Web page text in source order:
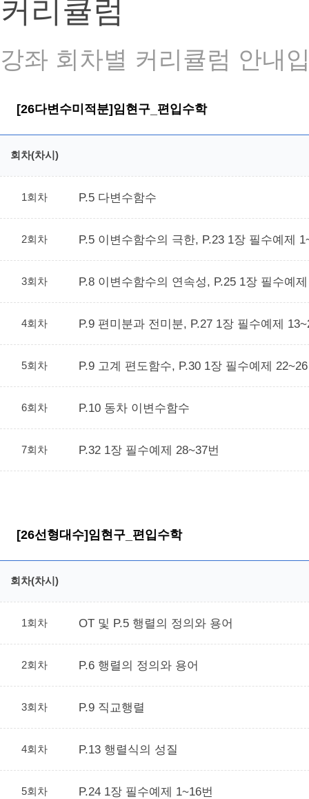
커리큘럼
강좌 회차별 커리큘럼 안내
[26다변수미적분]임현구_편입수학
회차(차시)
1회차 P.5 다변수함수
2회차 P.5 이변수함수의 극한, P.23 1장 필수예제
3회차 P.8 이변수함수의 연속성, P.25 1장 필수예
4회차 P.9 편미분과 전미분, P.27 1장 필수예제
5회차 P.9 고계 편도함수, P.30 1장 필수예제
6회차 P.10 동차 이변수함수
7회차 P.32 1장 필수예제 28~37번
[26선형대수]임현구_편입수학
회차(차시)
1회차 OT 및 P.5 행렬의 정의와 용어
2회차 P.6 행렬의 정의와 용어
3회차 P.9 직교행렬
4회차 P.13 행렬식의 성질
5회차 P.24 1장 필수예제 1~16번